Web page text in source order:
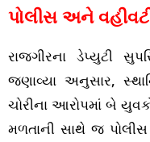
પોલીસ અને
રાજગીરના ડેપ્યુટી
જણાવ્યા અનુસાર,
ચોરીના આરોપમાં બે
મળતાની સાથે જ